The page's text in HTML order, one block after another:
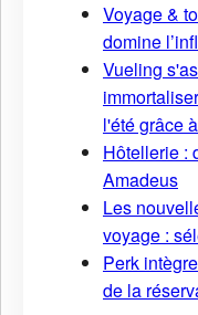
Voyage &
domine
Vueling
l'été grâce
Hôtellerie :
Amadeus
Les
voyage :
Perk
de la